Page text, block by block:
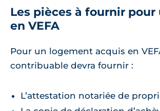
Les pièces à fournir pour
en VEFA
Pour un logement acquis en
contribuable devra fournir :
L’attestation notariée de